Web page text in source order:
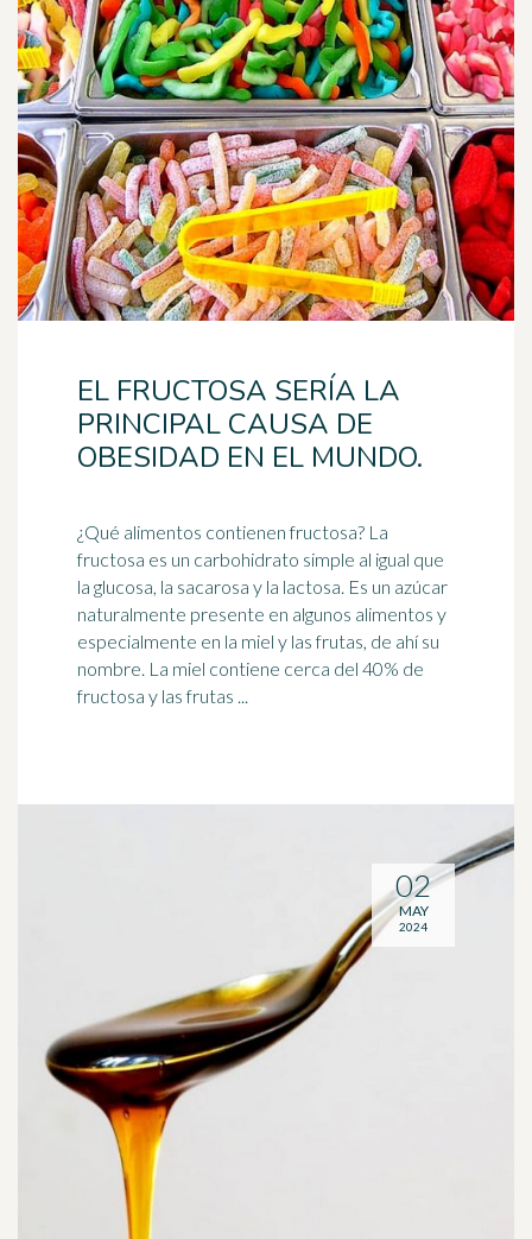
EL FRUCTOSA SERÍA LA
PRINCIPAL CAUSA DE
OBESIDAD EN EL MUNDO.
¿Qué alimentos contienen fructosa? La
fructosa es un carbohidrato simple al igual que
la glucosa, la sacarosa y la lactosa. Es un azúcar
naturalmente presente en algunos alimentos y
especialmente en la miel y las frutas, de ahí su
nombre. La miel contiene cerca del 40% de
fructosa y las frutas ...
02
MAY
2024